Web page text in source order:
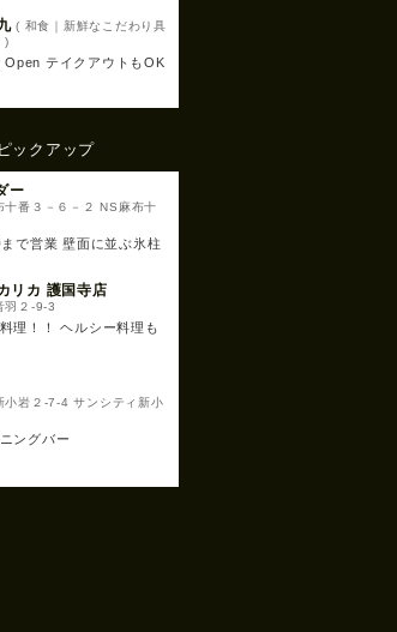
( 和食｜新鮮なこだわり具
)
Open テイクアウトもOK
ックアップ
ー
十番３－６－２ NS麻布十
で営業 壁面に並ぶ氷柱
リカ 護国寺店
羽２-9-3
理！！ ヘルシー料理も
小岩２-7-4 サンシティ新小
ングバー